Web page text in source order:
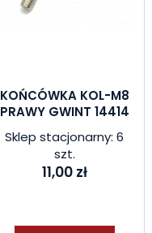
KOŃCÓWKA KOL-M8
PRAWY GWINT 14414
Sklep stacjonarny: 6
szt.
11,00 zł